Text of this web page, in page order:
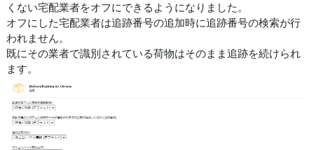
くない宅配業者をオフにできるようになりました。
オフにした宅配業者は追跡番号の追加時に追跡番号の検索が行
われません。
既にその業者で識別されている荷物はそのまま追跡を続けられ
ます。